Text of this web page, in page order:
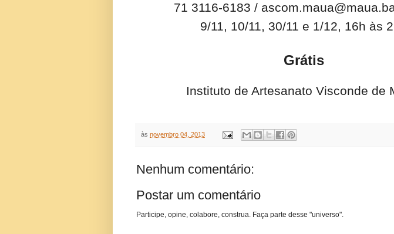
71 3116-6183 /
9/11, 10/11, 30/11 e 1/12, 16h às
Grátis
Instituto de Artesanato Visconde de
às novembro 04, 2013
Nenhum comentário:
Postar um comentário
Participe, opine, colabore, construa. Faça parte desse "universo".